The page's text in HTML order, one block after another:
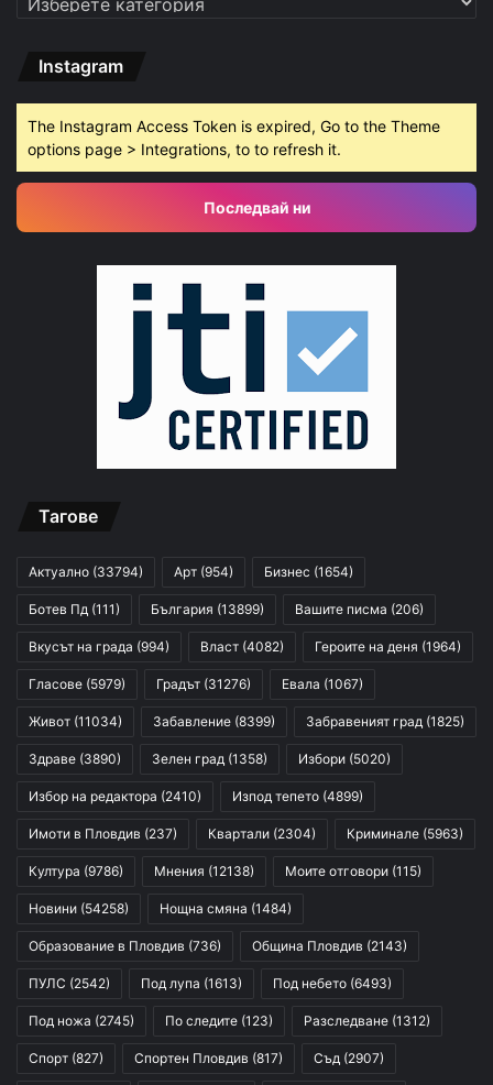
Instagram
The Instagram Access Token is expired, Go to the Theme
options page > Integrations, to to refresh it.
Последвай ни
Тагове
Актуално (33794) Арт (954) Бизнес (1654)
Ботев Пд (111) България (13899) Вашите писма (206)
Вкусът на града (994) Власт (4082) Героите на деня (1964)
Гласове (5979) Градът (31276) Евала (1067)
Живот (11034) Забавление (8399) Забравеният град (1825)
Здраве (3890) Зелен град (1358) Избори (5020)
Избор на редактора (2410) Изпод тепето (4899)
Имоти в Пловдив (237) Квартали (2304) Криминале (5963)
Култура (9786) Мнения (12138) Моите отговори (115)
Новини (54258) Нощна смяна (1484)
Образование в Пловдив (736) Община Пловдив (2143)
ПУЛС (2542) Под лупа (1613) Под небето (6493)
Под ножа (2745) По следите (123) Разследване (1312)
Спорт (827) Спортен Пловдив (817) Съд (2907)